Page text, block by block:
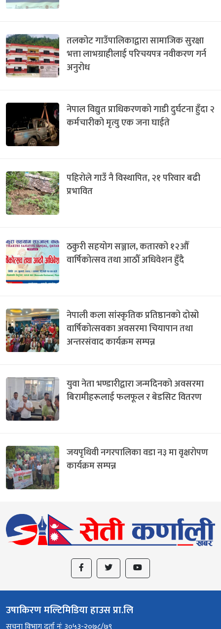
तलकोट गाउँपालिकाद्वारा सामाजिक सुरक्षा
भत्ता लाभग्राहीलाई परिचयपत्र नवीकरण गर्न
अनुरोध
नेपाल विद्युत प्राधिकरणको गाडी दुर्घटना हुँदा २
कर्मचारीको मृत्यु एक जना घाईते
पहिरोले गाउँ नै विस्थापित, २१ परिवार बढी
प्रभावित
ठकुरी सहयोग सञ्जाल, कतारको १२औँ
वार्षिकोत्सव तथा आठौँ अधिवेशन हुँदै
नेपाली कला सांस्कृतिक प्रतिष्ठानको दोस्रो
वार्षिकोत्सवका अवसरमा चियापान तथा
अन्तरसंवाद कार्यक्रम सम्पन्न
युवा नेता भण्डारीद्वारा जन्मदिनको अवसरमा
बिरामीहरूलाई फलफूल र बेडसिट वितरण
जयपृथिवी नगरपालिका वडा न३ मा वृक्षरोपण
कार्यक्रम सम्पन्न
उषाकिरण मल्टिमिडिया हाउस प्रा.लि